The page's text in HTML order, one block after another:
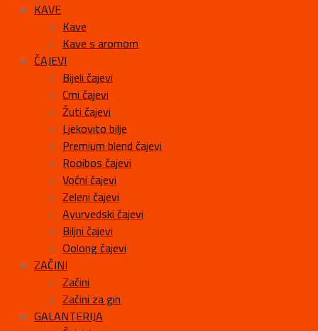
KAVE
Kave
Kave s aromom
ČAJEVI
Bijeli čajevi
Crni čajevi
Žuti čajevi
Ljekovito bilje
Premium blend čajevi
Rooibos čajevi
Voćni čajevi
Zeleni čajevi
Ayurvedski čajevi
Biljni čajevi
Oolong čajevi
ZAČINI
Začini
Začini za gin
GALANTERIJA